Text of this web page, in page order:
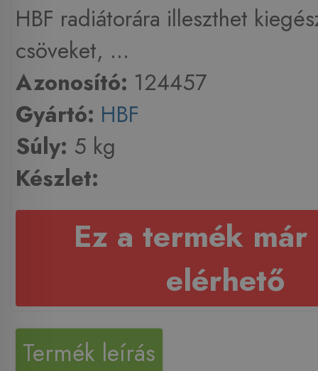
HBF radiátorára illeszthet
csöveket, ...
Azonosító: 124457
Gyártó: HBF
Súly: 5 kg
Készlet:
Ez a termék már
elérhető
Termék leírás